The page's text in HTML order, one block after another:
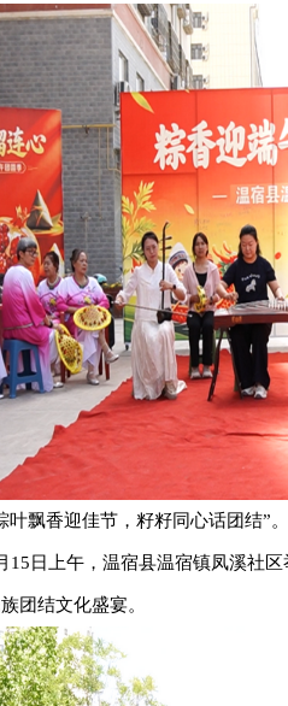
叶飘香迎佳节，籽籽同心话团结
15日上午，温宿县温宿镇凤溪社
团结文化盛宴。